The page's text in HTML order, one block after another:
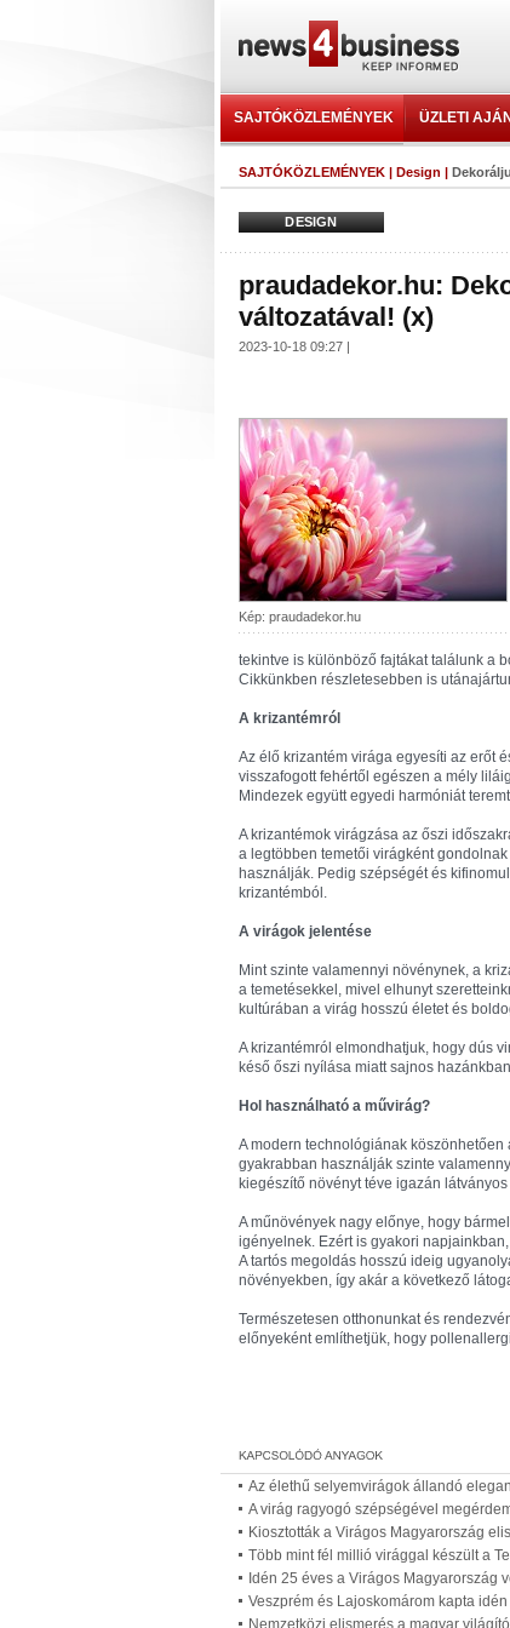
SAJTÓKÖZLEMÉNYEK ÜZLETI
SAJTÓKÖZLEMÉNYEK | Design |
DESIGN
praudadekor.hu:
változatával! (x)
2023-10-18 09:27 |
Kép: praudadekor.hu
tekintve is különböző fajtákat találunk a
Cikkünkben részletesebben is
A krizantémról
Az élő krizantém virága egyesíti az erőt
visszafogott fehértől egészen a mély
Mindezek együtt egyedi harmóniát
A krizantémok virágzása az őszi
a legtöbben temetői virágként
használják. Pedig szépségét és
krizantémból.
A virágok jelentése
Mint szinte valamennyi növénynek, a
a temetésekkel, mivel elhunyt
kultúrában a virág hosszú életet és
A krizantémról elmondhatjuk, hogy dús
késő őszi nyílása miatt sajnos
Hol használható a művirág?
A modern technológiának
gyakrabban használják szinte
kiegészítő növényt téve igazán
A műnövények nagy előnye, hogy
igényelnek. Ezért is gyakori
A tartós megoldás hosszú ideig
növényekben, így akár a következő
Természetesen otthonunkat és
előnyeként említhetjük, hogy
Az élethű selyemvirágok állandó
A virág ragyogó szépségével
Kiosztották a Virágos Magyarország
Több mint fél millió virággal készült a
Idén 25 éves a Virágos Magyarország
Veszprém és Lajoskomárom kapta
Nemzetközi elismerés a magyar